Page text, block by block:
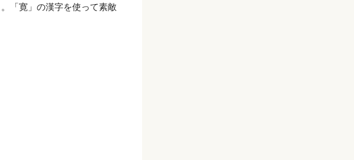
「寛」の漢字を使って素敵